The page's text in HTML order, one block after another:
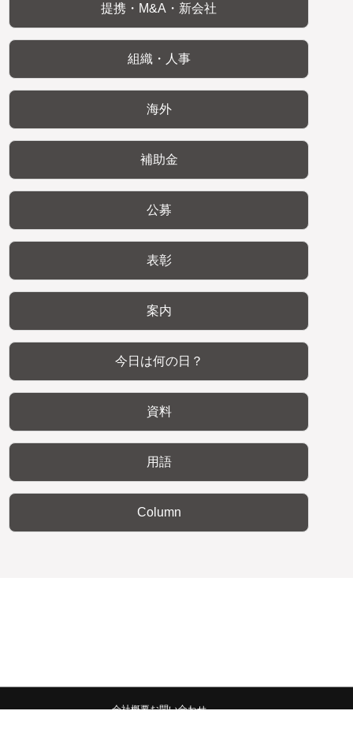
提携・M&A・新会社
組織・人事
海外
補助金
公募
表彰
案内
今日は何の日？
資料
用語
Column
会社概要お問い合わせ